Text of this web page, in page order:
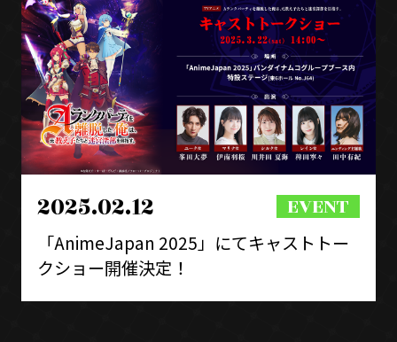
2025.02.12
「AnimeJapan 2025」にてキャストトー
クショー開催決定！